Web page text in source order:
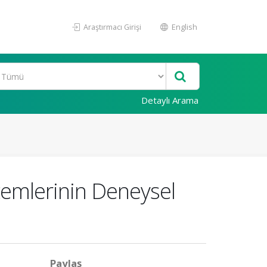
Araştırmacı Girişi English
Detaylı Arama
Deneysel
Paylaş